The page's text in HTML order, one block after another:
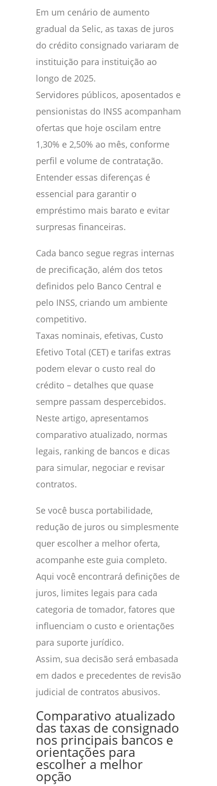
Em um cenário de aumento
gradual da Selic, as taxas de juros
do crédito consignado variaram de
instituição para instituição ao
longo de 2025.
Servidores públicos, aposentados e
pensionistas do INSS acompanham
ofertas que hoje oscilam entre
1,30% e 2,50% ao mês, conforme
perfil e volume de contratação.
Entender essas diferenças é
essencial para garantir o
empréstimo mais barato e evitar
surpresas financeiras.
Cada banco segue regras internas
de precificação, além dos tetos
definidos pelo Banco Central e
pelo INSS, criando um ambiente
competitivo.
Taxas nominais, efetivas, Custo
Efetivo Total (CET) e tarifas extras
podem elevar o custo real do
crédito – detalhes que quase
sempre passam despercebidos.
Neste artigo, apresentamos
comparativo atualizado, normas
legais, ranking de bancos e dicas
para simular, negociar e revisar
contratos.
Se você busca portabilidade,
redução de juros ou simplesmente
quer escolher a melhor oferta,
acompanhe este guia completo.
Aqui você encontrará definições de
juros, limites legais para cada
categoria de tomador, fatores que
influenciam o custo e orientações
para suporte jurídico.
Assim, sua decisão será embasada
em dados e precedentes de revisão
judicial de contratos abusivos.
Comparativo atualizado
das taxas de consignado
nos principais bancos e
orientações para
escolher a melhor
opção